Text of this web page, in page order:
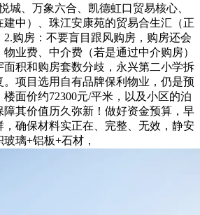
城、万象六合、凯德虹口贸易核心、
中）、珠江安康苑的贸易合生汇（正
购房：不要盲目跟风购房，购房还会
业费、中介费（若是通过中介购房）
积和购房套数分歧，永兴第二小学拆
。项目选用自有品牌保利物业，仍是预
面价约72300元/平米，以及小区的泊
其价值历久弥新！做好资金预算，早
，确保材料实正在、完整、无效，静安
璃+铝板+石材，